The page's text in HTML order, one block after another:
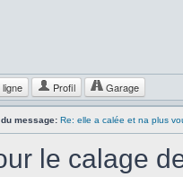
Profil Garage
message: Re: elle a calée et na plus
le calage